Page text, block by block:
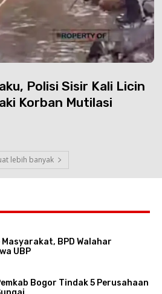
Polisi Sisir Kali Licin
Korban Mutilasi
lebih banyak
BPD Walahar
UBP
Bogor Tindak 5 Perusahaan